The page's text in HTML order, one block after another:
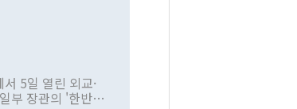
5일 열린 외교·
부 장관의 '한반도